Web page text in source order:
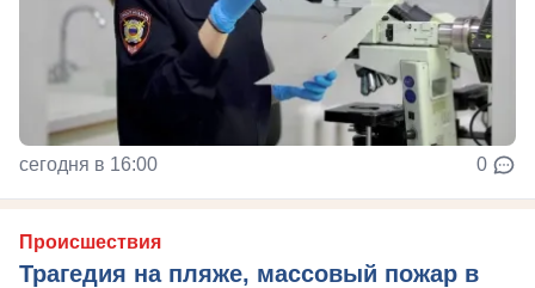
сегодня в 16:00 0
Происшествия
Трагедия на пляже, массовый пожар в